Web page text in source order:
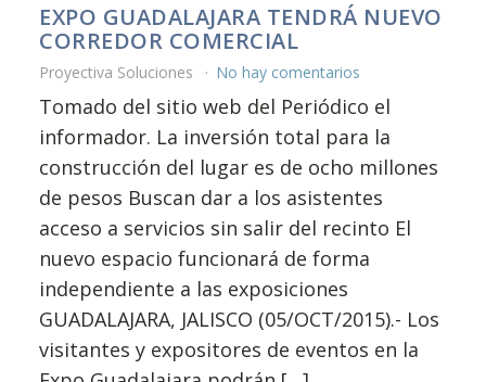
EXPO GUADALAJARA TENDRÁ NUEVO
CORREDOR COMERCIAL
Proyectiva Soluciones No hay comentarios
Tomado del sitio web del Periódico el
informador. La inversión total para la
construcción del lugar es de ocho millones
de pesos Buscan dar a los asistentes
acceso a servicios sin salir del recinto El
nuevo espacio funcionará de forma
independiente a las exposiciones
GUADALAJARA, JALISCO (05/OCT/2015).- Los
visitantes y expositores de eventos en la